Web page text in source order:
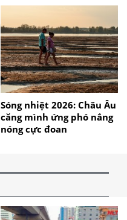
Sóng nhiệt 2026: Châu Âu
căng mình ứng phó nắng
nóng cực đoan